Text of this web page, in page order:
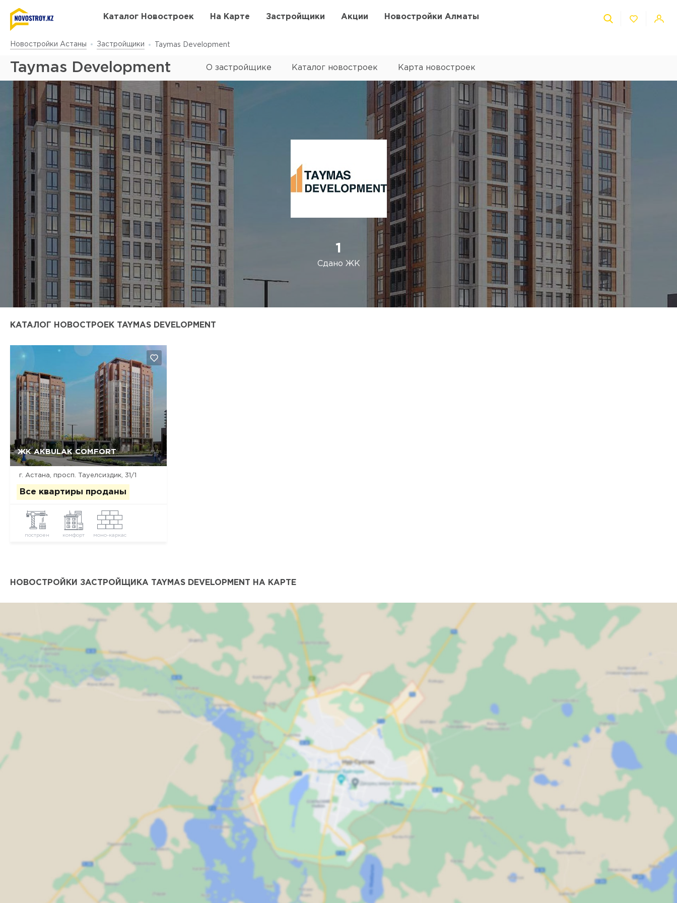
Каталог Новостроек На Карте Застройщики Акции Новостройки Алматы
Новостройки Астаны Застройщики Taymas Development
Taymas Development О застройщике Каталог новостроек Карта новостроек
1
Сдано ЖК
КАТАЛОГ НОВОСТРОЕК TAYMAS DEVELOPMENT
ЖК AKBULAK COMFORT
г. Астана, ​просп. Тауелсиздик, 31/1
Все квартиры проданы
построен комфорт моно-каркас
Да, удалить Отмена
НОВОСТРОЙКИ ЗАСТРОЙЩИКА TAYMAS DEVELOPMENT НА КАРТЕ